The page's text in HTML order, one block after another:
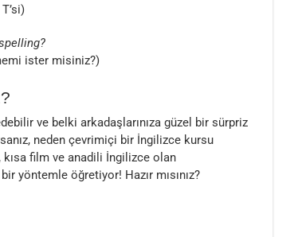
T’si)
ister misiniz?)
ve belki arkadaşlarınıza güzel bir sürpriz
neden çevrimiçi bir İngilizce kursu
film ve anadili İngilizce olan
yöntemle öğretiyor! Hazır mısınız?